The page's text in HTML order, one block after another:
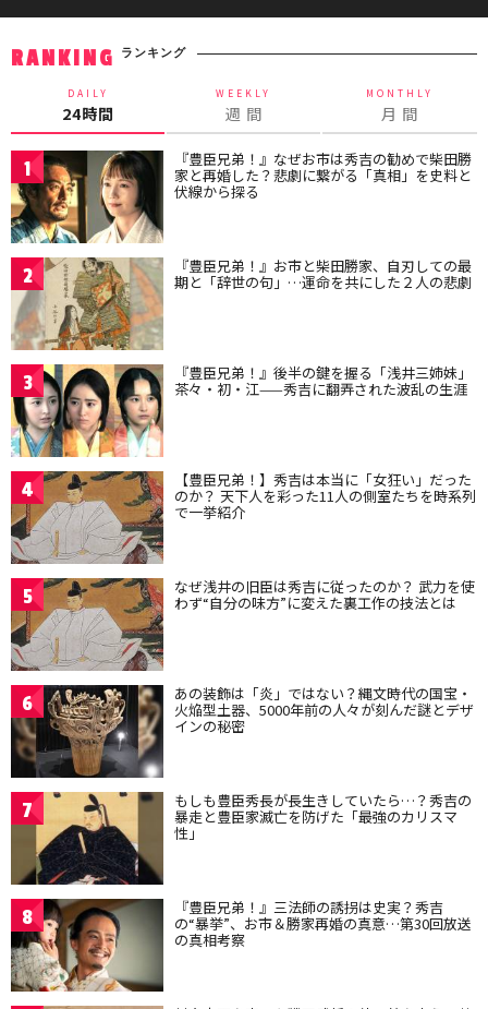
RANKING ランキング
DAILY
24時間
WEEKLY
週 間
MONTHLY
月 間
1 『豊臣兄弟！』なぜお市は秀吉の勧めで柴田勝
家と再婚した？悲劇に繋がる「真相」を史料と
伏線から探る
2 『豊臣兄弟！』お市と柴田勝家、自刃しての最
期と「辞世の句」…運命を共にした２人の悲劇
3 『豊臣兄弟！』後半の鍵を握る「浅井三姉妹」
茶々・初・江——秀吉に翻弄された波乱の生涯
4 【豊臣兄弟！】秀吉は本当に「女狂い」だった
のか？ 天下人を彩った11人の側室たちを時系列
で一挙紹介
5 なぜ浅井の旧臣は秀吉に従ったのか？ 武力を使
わず“自分の味方”に変えた裏工作の技法とは
6 あの装飾は「炎」ではない？縄文時代の国宝・
火焔型土器、5000年前の人々が刻んだ謎とデザ
インの秘密
7 もしも豊臣秀長が長生きしていたら…？秀吉の
暴走と豊臣家滅亡を防げた「最強のカリスマ
性」
8 『豊臣兄弟！』三法師の誘拐は史実？秀吉
の“暴挙”、お市＆勝家再婚の真意…第30回放送
の真相考察